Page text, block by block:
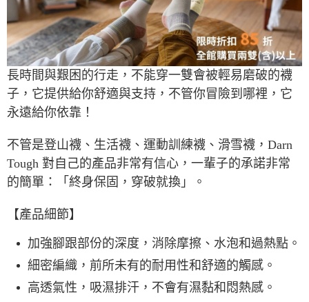
每筆NT$60，滿NT$490(含以上)免運費
宅配
每筆NT$80，滿NT$490(含以上)免運費
離島宅配
每筆NT$80，滿NT$490(含以上)免運費
免運費
順豐貨運海外配送(運費買家自付，順豐交貨並收取運費) 查看運費
長時間與艱困的行走，不能穿一雙會被輕易磨破的襪
子，它提供給你舒適與支持，不管你冒險到哪裡，它
永遠給你依靠！
不管是登山襪、生活襪、運動訓練襪、滑雪襪，Darn
Tough 對自己的產品非常有信心，一輩子的承諾非常
的簡單：「終身保固，穿破就換」。
【產品細節】
加強腳跟部份的深度，消除摩擦、水泡和過熱點。
細密編織，前所未有的耐用性和舒適的觸感。
高透氣性，吸濕排汗，不會有濕黏和悶熱感。